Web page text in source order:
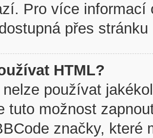
Pro více informací
přes
HTML?
nelze používat
tuto možnost
značky, které